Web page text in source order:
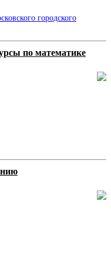
городского
по математике